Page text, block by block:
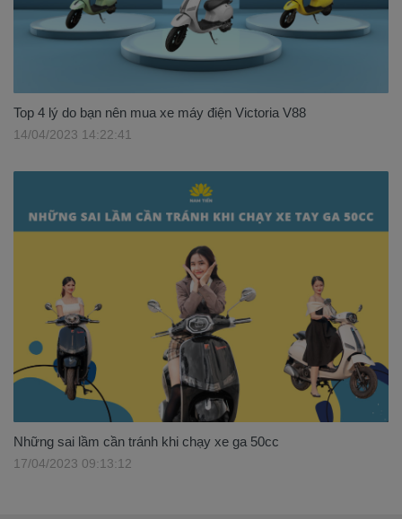
Top 4 lý do bạn nên mua xe máy điện Victoria V88
14/04/2023 14:22:41
Những sai lầm cần tránh khi chạy xe ga 50cc
17/04/2023 09:13:12